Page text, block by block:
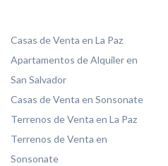
Casas de Venta en La Paz
Apartamentos de Alquiler en
San Salvador
Casas de Venta en Sonsonate
Terrenos de Venta en La Paz
Terrenos de Venta en
Sonsonate